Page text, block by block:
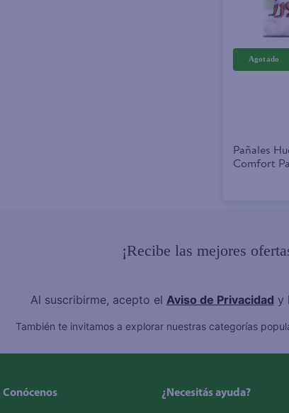
Pañales
Comfort
¡Recibe las mejores
Al suscribirme, acepto el Aviso de Privacidad y
También te invitamos a explorar nuestras categorías
Conócenos ¿Necesitás ayuda?